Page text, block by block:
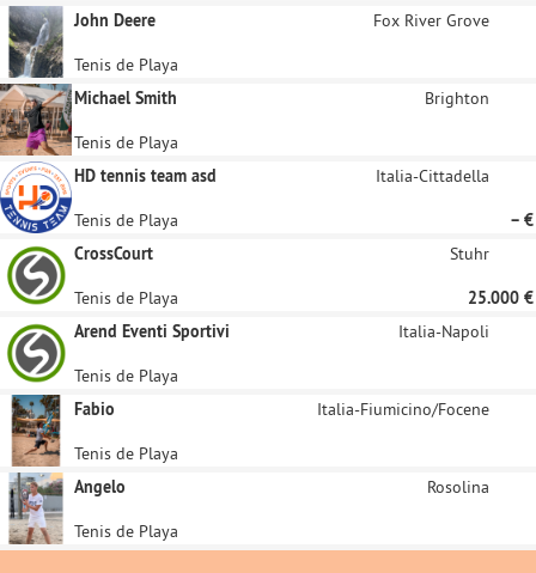
John Deere
Fox River Grove
Tenis de Playa
Michael Smith
Brighton
Tenis de Playa
HD tennis team asd
Italia-Cittadella
Tenis de Playa
– €
CrossCourt
Stuhr
Tenis de Playa
25.000 €
Arend Eventi Sportivi
Italia-Napoli
Tenis de Playa
Fabio
Italia-Fiumicino/Focene
Tenis de Playa
Angelo
Rosolina
Tenis de Playa